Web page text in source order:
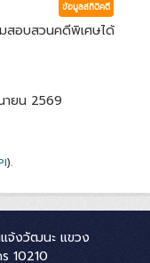
ข้อมูลสถิติคดี
สอบสวนคดีพิเศษได้
ยน 2569
).
จ้งวัฒนะ แขวง
10210